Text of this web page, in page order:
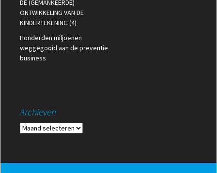
DE (GEMANKEERDE)
ONTWIKKELING VAN DE
KINDERTEKENING (4)
Honderden miljoenen
weggegooid aan de preventie
business
Archieven
Archieven